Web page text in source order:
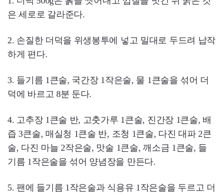
은 세로로 갈라준다.
2. 손질한 더덕을 위생봉투에 넣고 밀대로 두드려 납작
하게 편다.
3. 들기름 1큰술, 국간장 1작은술, 물 1큰술을 섞어 더
덕에 바르고 8분 둔다.
4. 고추장 1큰술 반, 고춧가루 1큰술, 진간장 1큰술, 배
즙 3큰술, 매실청 1큰술 반, 조청 1큰술, 다진 대파 2큰
술, 다진 마늘 2작은술, 맛술 1큰술, 깨소금 1큰술, 들
기름 1작은술을 섞어 양념장을 만든다.
5. 팬에 들기름 1작은술과 식용유 1작은술을 두르고 더